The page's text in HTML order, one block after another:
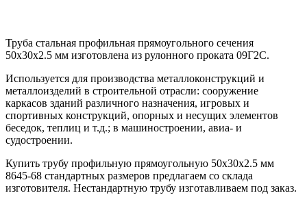
Труба стальная профильная прямоугольного сечения
50х30х2.5 мм изготовлена из рулонного проката 09Г2С.
Используется для производства металлоконструкций и
металлоизделий в строительной отрасли: сооружение
каркасов зданий различного назначения, игровых и
спортивных конструкций, опорных и несущих элементов
беседок, теплиц и т.д.; в машиностроении, авиа- и
судостроении.
Купить трубу профильную прямоугольную 50х30х2.5 мм
8645-68 стандартных размеров предлагаем со склада
изготовителя. Нестандартную трубу изготавливаем под заказ.